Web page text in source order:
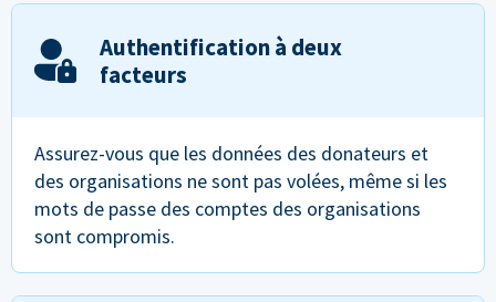
Authentification à deux
facteurs
Assurez-vous que les données des donateurs et
des organisations ne sont pas volées, même si les
mots de passe des comptes des organisations
sont compromis.